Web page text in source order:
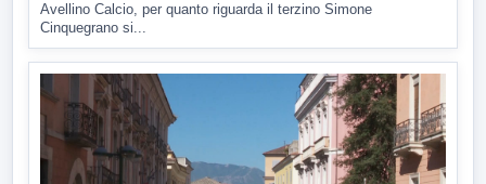
Avellino Calcio, per quanto riguarda il terzino Simone
Cinquegrano si...